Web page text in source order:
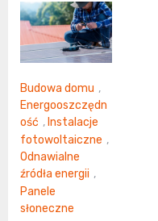
Budowa domu ,
Energooszczędn
ość , Instalacje
fotowoltaiczne ,
Odnawialne
źródła energii ,
Panele
słoneczne